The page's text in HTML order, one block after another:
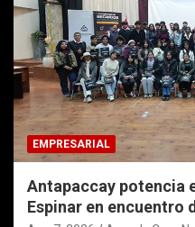
EMPRESARIAL
Antapaccay potencia
Espinar en encuentro